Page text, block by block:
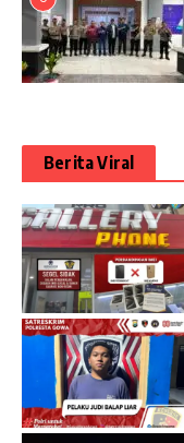
Berita Viral